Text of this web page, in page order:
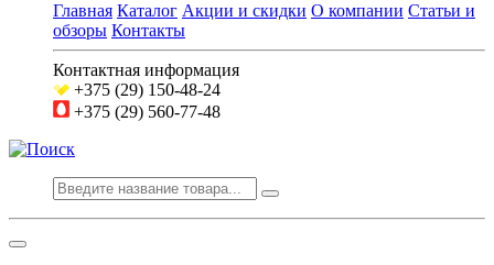
Главная Каталог Акции и скидки О компании Статьи и
обзоры Контакты
Контактная информация
+375 (29) 150-48-24
+375 (29) 560-77-48